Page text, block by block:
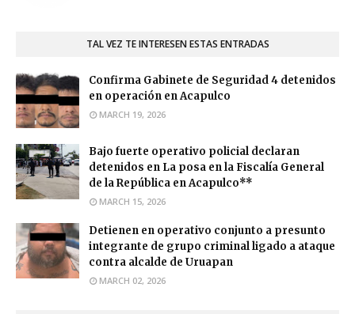
TAL VEZ TE INTERESEN ESTAS ENTRADAS
Confirma Gabinete de Seguridad 4 detenidos
en operación en Acapulco
MARCH 19, 2026
Bajo fuerte operativo policial declaran
detenidos en La posa en la Fiscalía General
de la República en Acapulco**
MARCH 15, 2026
Detienen en operativo conjunto a presunto
integrante de grupo criminal ligado a ataque
contra alcalde de Uruapan
MARCH 02, 2026